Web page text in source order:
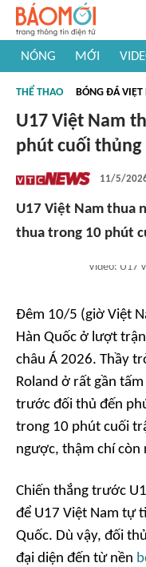
NÓNG MỚI
#Khám phá thế giới
THỂ THAO BÓNG ĐÁ
U17 Việt Nam
phút cuối
11/5/
U17 Việt Nam thua
thua trong 10 phút
Video: U17
Đêm 10/5 (giờ Việt
Hàn Quốc ở lượt
châu Á 2026. Thầy
Roland ở rất gần
trước đối thủ đến
trong 10 phút cuối
ngược, thậm chí
Chiến thắng trước
để U17 Việt Nam tự
Quốc. Dù vậy, đối
đại diện đến từ nền